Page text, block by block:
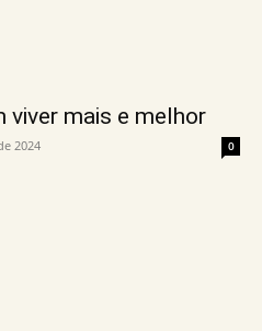
viver mais e melhor
2024 0